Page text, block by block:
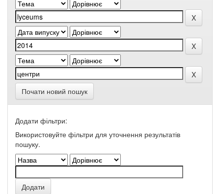
Почати новий пошук
Додати фільтри:
Використовуйте фільтри для уточнення результатів
пошуку.